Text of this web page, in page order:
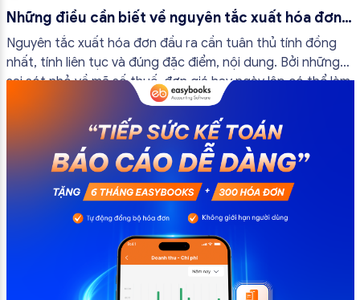
Những điều cần biết về nguyên tắc xuất hóa đơn
đầu ra
Nguyên tắc xuất hóa đơn đầu ra cần tuân thủ tính đồng
nhất, tính liên tục và đúng đặc điểm, nội dung. Bởi những
sai sót nhỏ về mã số thuế, đơn giá hay ngày lập có thể làm
ảnh hưởng đến quá trình quyết toán thuế của bạn. Kế
toán có thể tham khảo […]